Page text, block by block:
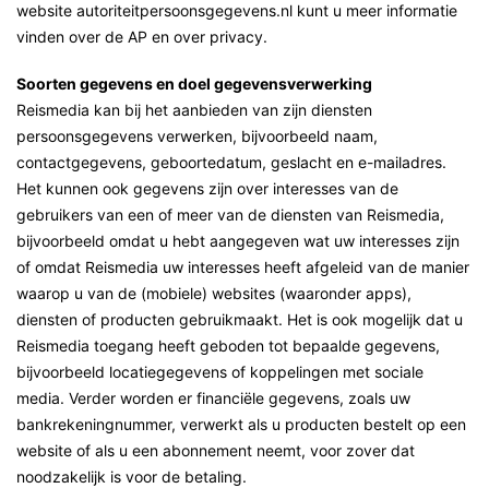
website autoriteitpersoonsgegevens.nl kunt u meer informatie
vinden over de AP en over privacy.
Soorten gegevens en doel gegevensverwerking
Reismedia kan bij het aanbieden van zijn diensten
persoonsgegevens verwerken, bijvoorbeeld naam,
contactgegevens, geboortedatum, geslacht en e-mailadres.
Het kunnen ook gegevens zijn over interesses van de
gebruikers van een of meer van de diensten van Reismedia,
bijvoorbeeld omdat u hebt aangegeven wat uw interesses zijn
of omdat Reismedia uw interesses heeft afgeleid van de manier
waarop u van de (mobiele) websites (waaronder apps),
diensten of producten gebruikmaakt. Het is ook mogelijk dat u
Reismedia toegang heeft geboden tot bepaalde gegevens,
bijvoorbeeld locatiegegevens of koppelingen met sociale
media. Verder worden er financiële gegevens, zoals uw
bankrekeningnummer, verwerkt als u producten bestelt op een
website of als u een abonnement neemt, voor zover dat
noodzakelijk is voor de betaling.